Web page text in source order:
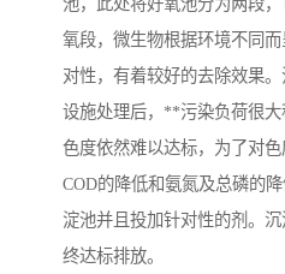
池，此处将好氧池分为两段
氧段，微生物根据环境不同
对性，有着较好的去除效果
设施处理后，**污染负荷很
色度依然难以达标，为了对
COD的降低和氨氮及总磷的
淀池并且投加针对性的剂。
终达标排放。